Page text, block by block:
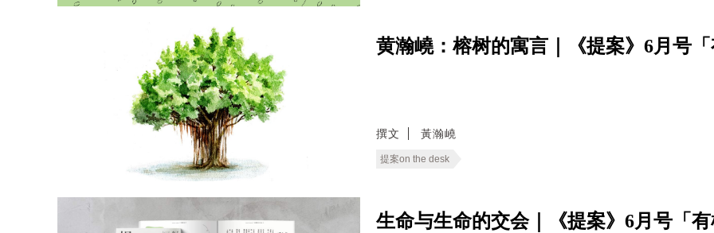
黄瀚嶢：榕树的寓言｜《提案》6月号「
撰文 黃瀚嶢
提案on the desk
生命与生命的交会｜《提案》6月号「有